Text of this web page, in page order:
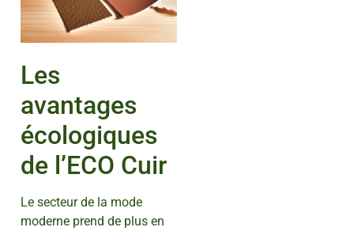
Les
avantages
écologiques
de l’ECO Cuir
Le secteur de la mode
moderne prend de plus en